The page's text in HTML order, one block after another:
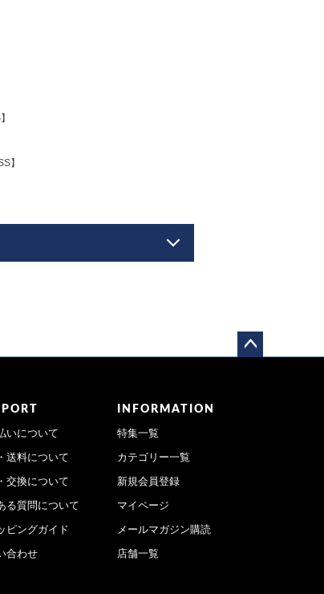
】
いについて
送料について
交換について
る質問について
ピングガイド
合わせ
INFORMATION
特集一覧
カテゴリー一覧
新規会員登録
マイページ
メールマガジン購読
店舗一覧